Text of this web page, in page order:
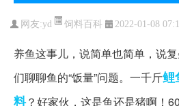
网友:yd 饲料百科 2022-01-08
养鱼这事儿，说简单也简单，说
们聊聊鱼的“饭量”问题。一千斤鲤
料？好家伙，这是鱼还是猪啊！